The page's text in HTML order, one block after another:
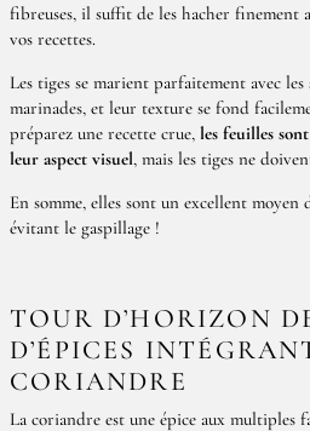
fibreuses, il suffit de les hacher finement
vos recettes.
Les tiges se marient parfaitement avec les
marinades, et leur texture se fond
préparez une recette crue, les feuilles
leur aspect visuel, mais les tiges ne
En somme, elles sont un excellent
évitant le gaspillage !
TOUR D’HORIZON
D’ÉPICES
CORIANDRE
La coriandre est une épice aux multiples